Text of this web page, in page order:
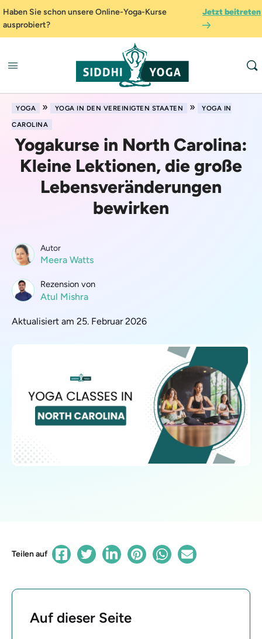
Haben Sie schon unsere Online-Yoga-Kurse
ausprobiert?
Jetzt beitreten
YOGA » YOGA IN DEN VEREINIGTEN STAATEN »
YOGA IN
CAROLINA
Yogakurse in North Carolina:
Kleine Lektionen, die große
Lebensveränderungen
bewirken
Autor
Meera Watts
Rezension von
Atul Mishra
Aktualisiert am 25. Februar 2026
Teilen auf
Auf dieser Seite